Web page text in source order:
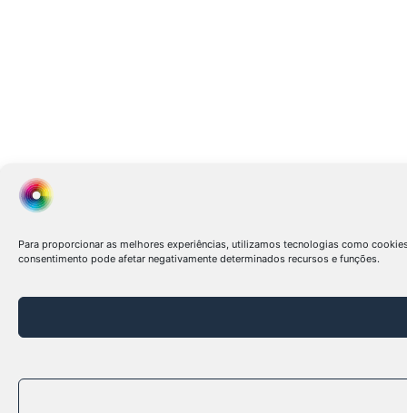
Para proporcionar as melhores experiências, utilizamos tecnologias como
consentimento pode afetar negativamente determinados recursos e funções.